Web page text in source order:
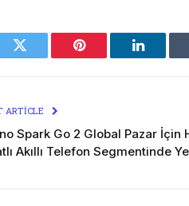
Twitter Pinterest LinkedIn
ARTICLE
Spark Go 2 Global Pazar İçin
Akıllı Telefon Segmentinde